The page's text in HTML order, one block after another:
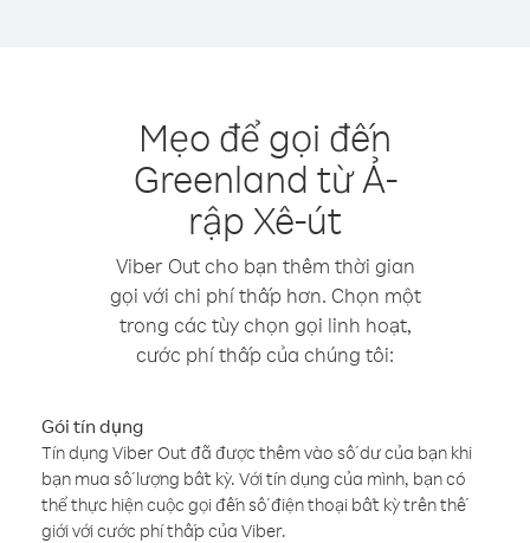
Mẹo để gọi đến
Greenland từ Ả-
rập Xê-út
Viber Out cho bạn thêm thời gian
gọi với chi phí thấp hơn. Chọn một
trong các tùy chọn gọi linh hoạt,
cước phí thấp của chúng tôi:
Gói tín dụng
Tín dụng Viber Out đã được thêm vào số dư của bạn khi
bạn mua số lượng bất kỳ. Với tín dụng của mình, bạn có
thể thực hiện cuộc gọi đến số điện thoại bất kỳ trên thế
giới với cước phí thấp của Viber.